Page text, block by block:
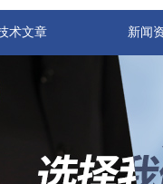
术文章 新闻